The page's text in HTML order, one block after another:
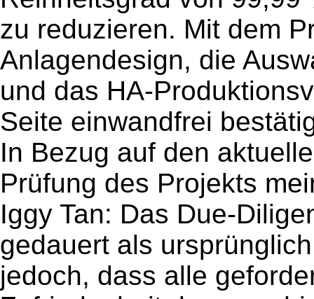
zu reduzieren. Mit dem
Anlagendesign, die
und das HA-
Seite einwandfrei
In Bezug auf den
Prüfung des Projekts
Iggy Tan: Das Due-
gedauert als
jedoch, dass alle